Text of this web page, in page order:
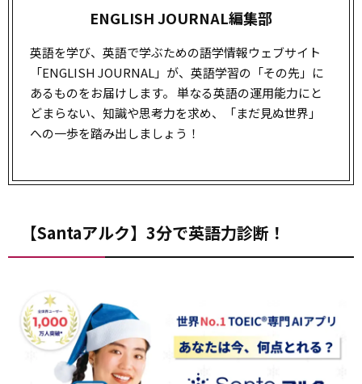
ENGLISH JOURNAL編集部
英語を学び、英語で学ぶための語学情報ウェブサイト
「ENGLISH JOURNAL」が、英語学習の「その先」に
あるものをお届けします。 単なる英語の運用能力にと
どまらない、知識や思考力を求め、「まだ見ぬ世界」
への一歩を踏み出しましょう！
【Santaアルク】3分で英語力診断！